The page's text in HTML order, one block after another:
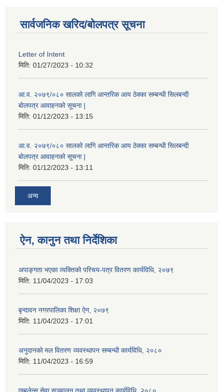
सार्वजनिक खरिद/बोलपत्र सूचना
Letter of Intent
मिति: 01/27/2023 - 10:32
आ.व. २०७९/०८० सालको लागि आन्तरिक आय ठेक्का सम्बन्धी सिलबन्दी
बोलपत्र आवाहनको सूचना |
मिति: 01/12/2023 - 13:15
आ.व. २०७९/०८० सालको लागि आन्तरिक आय ठेक्का सम्बन्धी सिलबन्दी
बोलपत्र आवाहनको सूचना |
मिति: 01/12/2023 - 13:11
अन्य
ऐन, कानुन तथा निर्देशिका
अपाङ्गता भएका व्यक्तिको परिचय-पत्र वितरण कार्यविधि, २०७९
मिति: 11/04/2023 - 17:03
बृन्दावन नगरपालिका शिक्षा ऐन, २०७९
मिति: 11/04/2023 - 17:01
अनुदानको मल वितरण व्यवस्थापन सम्बन्धी कार्यविधि, २०८०
मिति: 11/04/2023 - 16:59